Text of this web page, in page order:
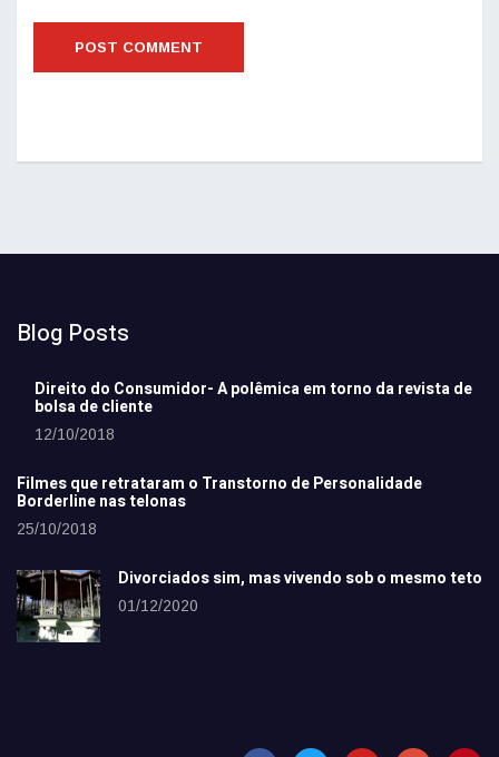
Blog Posts
Direito do Consumidor- A polêmica em torno da revista de
bolsa de cliente
12/10/2018
Filmes que retrataram o Transtorno de Personalidade
Borderline nas telonas
25/10/2018
Divorciados sim, mas vivendo sob o mesmo teto
01/12/2020